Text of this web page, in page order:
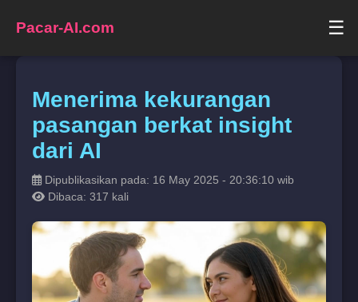
Pacar-AI.com ☰
Menerima kekurangan
pasangan berkat insight
dari AI
Dipublikasikan pada: 16 May 2025 - 20:36:10 wib
Dibaca: 317 kali